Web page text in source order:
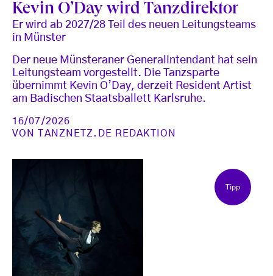
Kevin O’Day wird Tanzdirektor
Er wird ab 2027/28 Teil des neuen Leitungsteams
in Münster
Der neue Münsteraner Generalintendant hat sein
Leitungsteam vorgestellt. Die Tanzsparte
übernimmt Kevin O’Day, derzeit Resident Artist
am Badischen Staatsballett Karlsruhe.
16/07/2026
VONTANZNETZ.DE REDAKTION
Tipp